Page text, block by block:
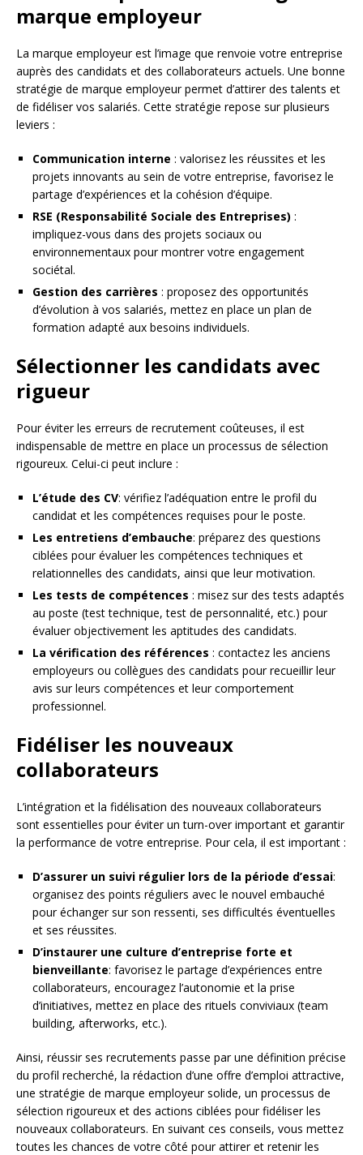
marque employeur
La marque employeur est l’image que renvoie votre entreprise
auprès des candidats et des collaborateurs actuels. Une bonne
stratégie de marque employeur permet d’attirer des talents et
de fidéliser vos salariés. Cette stratégie repose sur plusieurs
leviers :
Communication interne : valorisez les réussites et les
projets innovants au sein de votre entreprise, favorisez le
partage d’expériences et la cohésion d’équipe.
RSE (Responsabilité Sociale des Entreprises) :
impliquez-vous dans des projets sociaux ou
environnementaux pour montrer votre engagement
sociétal.
Gestion des carrières : proposez des opportunités
d’évolution à vos salariés, mettez en place un plan de
formation adapté aux besoins individuels.
Sélectionner les candidats avec
rigueur
Pour éviter les erreurs de recrutement coûteuses, il est
indispensable de mettre en place un processus de sélection
rigoureux. Celui-ci peut inclure :
L’étude des CV: vérifiez l’adéquation entre le profil du
candidat et les compétences requises pour le poste.
Les entretiens d’embauche: préparez des questions
ciblées pour évaluer les compétences techniques et
relationnelles des candidats, ainsi que leur motivation.
Les tests de compétences : misez sur des tests adaptés
au poste (test technique, test de personnalité, etc.) pour
évaluer objectivement les aptitudes des candidats.
La vérification des références : contactez les anciens
employeurs ou collègues des candidats pour recueillir leur
avis sur leurs compétences et leur comportement
professionnel.
Fidéliser les nouveaux
collaborateurs
L’intégration et la fidélisation des nouveaux collaborateurs
sont essentielles pour éviter un turn-over important et garantir
la performance de votre entreprise. Pour cela, il est important :
D’assurer un suivi régulier lors de la période d’essai:
organisez des points réguliers avec le nouvel embauché
pour échanger sur son ressenti, ses difficultés éventuelles
et ses réussites.
D’instaurer une culture d’entreprise forte et
bienveillante: favorisez le partage d’expériences entre
collaborateurs, encouragez l’autonomie et la prise
d’initiatives, mettez en place des rituels conviviaux (team
building, afterworks, etc.).
Ainsi, réussir ses recrutements passe par une définition précise
du profil recherché, la rédaction d’une offre d’emploi attractive,
une stratégie de marque employeur solide, un processus de
sélection rigoureux et des actions ciblées pour fidéliser les
nouveaux collaborateurs. En suivant ces conseils, vous mettez
toutes les chances de votre côté pour attirer et retenir les